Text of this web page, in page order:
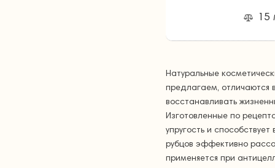
15
Натуральные
предлагаем, отличаются
восстанавливать
Изготовленные по
упругость и
рубцов эффективно
применяется при